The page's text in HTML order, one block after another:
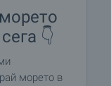
👇
морето в